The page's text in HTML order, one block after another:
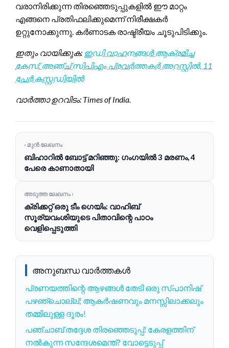
വരാനിരിക്കുന്ന തിരഞ്ഞെടുപ്പുകളിൽ ഈ മാറ്റം
എങ്ങനെ പ്രതിഫലിക്കുമെന്ന് നിരീക്ഷകർ
ഉറ്റുനോക്കുന്നു. കർണാടക രാഷ്ട്രീയം ചൂടുപിടിക്കും.
ഇതും വായിക്കുക: ഇഡി വാഹനങ്ങൾ ആക്രമിച്ച
കേസ്: അഞ്ച് സിപിഎം പ്രവർത്തകർ അറസ്റ്റിൽ, 11
പേർ കസ്റ്റഡിയിൽ
വാർത്താ ഉറവിടം: Times of India.
‹ മുൻ ലേഖനം
ബിഹാറിൽ ബോട്ട് മറിഞ്ഞു: ഗംഗയിൽ 3 മരണം, 4
പേരെ കാണാതായി
അടുത്ത ലേഖനം ›
ക്രിക്കറ്റ് ഒരു ടീം ഗെയിം: വാഹിബ്
സൂര്യവംശിയുടെ പിതാവിന്റെ പാഠം
വെളിപ്പെടുത്തി
അനുബന്ധ വാർത്തകൾ
പ്രണയത്തിന്റെ ആഴങ്ങൾ തേടി ഒരു സ്പാനിഷ്
പഴഞ്ചൊല്ല്; ആകർഷണവും മനസ്സിലാക്കലും
തമ്മിലുള്ള ദൂരം!
പഞ്ചാബ് തദ്ദേശ തിരഞ്ഞെടുപ്പ്: കേരളത്തിന്
നൽകുന്ന സന്ദേശമെന്ത്? വോട്ടെടുപ്പ്